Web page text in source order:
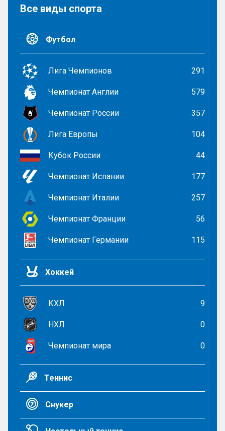
Все виды спорта
Футбол
Лига Чемпионов 291
Чемпионат Англии 579
Чемпионат России 357
Лига Европы 104
Кубок России 44
Чемпионат Испании 177
Чемпионат Италии 257
Чемпионат Франции 56
Чемпионат Германии 115
Хоккей
КХЛ 9
НХЛ 0
Чемпионат мира 0
Теннис
Снукер